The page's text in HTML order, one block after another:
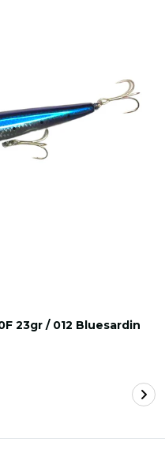
23gr / 012 Bluesardin